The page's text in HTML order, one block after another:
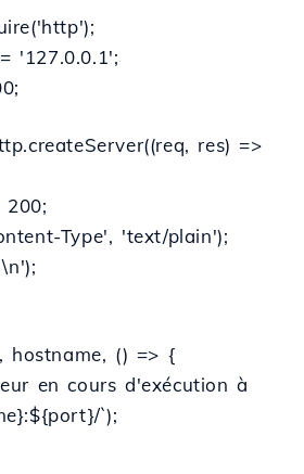
'127.0.0.1';
res) =>
200;
Type', 'text/plain');
hostname, () => {
en cours d'exécution à
`);